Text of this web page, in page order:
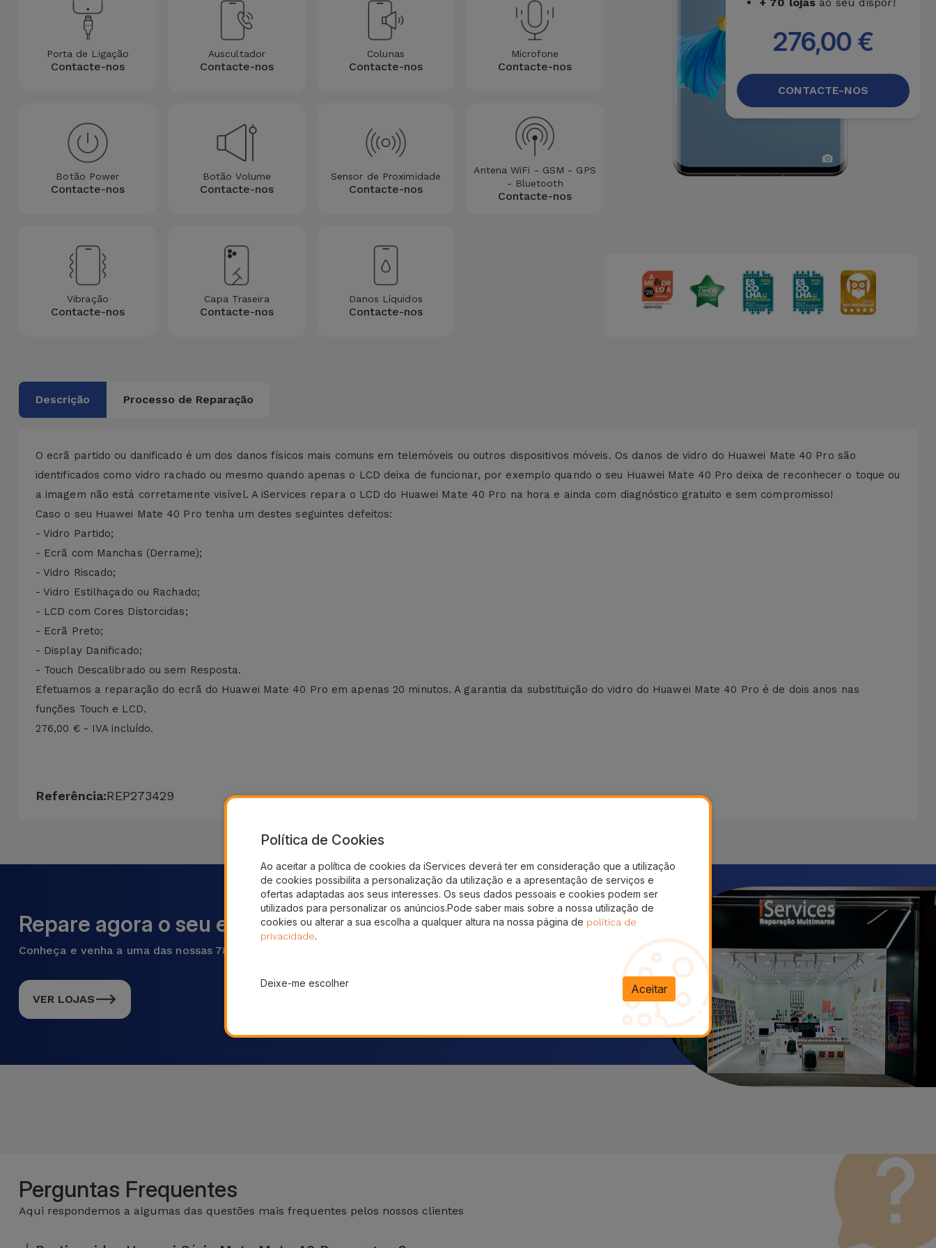
Gadgets
Carteiras,
Malas
Mobilidade,
Bicicleta
Computador
Acessórios
Tablet
Kids
Ver
tudo
Porta de Ligação
Contacte-nos
Auscultador
Contacte-nos
Colunas
Contacte-nos
Microfone
Contacte-nos
Botão Power
Contacte-nos
Botão Volume
Contacte-nos
Sensor de Proximidade
Contacte-nos
Antena WiFi - GSM - GPS
- Bluetooth
Contacte-nos
Vibração
Contacte-nos
Capa Traseira
Contacte-nos
Danos Líquidos
Contacte-nos
276,00 €
CONTACTE-NOS
Descrição Processo de Reparação
O ecrã partido ou danificado é um dos danos físicos mais comuns em telemóveis ou outros dispositivos móveis. Os danos de vidro do Huawei Mate 40 Pro são
identificados como vidro rachado ou mesmo quando apenas o LCD deixa de funcionar, por exemplo quando o seu Huawei Mate 40 Pro deixa de reconhecer o toque ou
a imagem não está corretamente visível. A iServices repara o LCD do Huawei Mate 40 Pro na hora e ainda com diagnóstico gratuito e sem compromisso!
Caso o seu Huawei Mate 40 Pro tenha um destes seguintes defeitos:
- Vidro Partido;
- Ecrã com Manchas (Derrame);
- Vidro Riscado;
- Vidro Estilhaçado ou Rachado;
- LCD com Cores Distorcidas;
- Ecrã Preto;
- Display Danificado;
- Touch Descalibrado ou sem Resposta.
Efetuamos a reparação do ecrã do Huawei Mate 40 Pro em apenas 20 minutos. A garantia da substituição do vidro do Huawei Mate 40 Pro é de dois anos nas
funções Touch e LCD.
276,00 € - IVA incluído.
Referência:REP273429
Repare agora o seu equipamento!
Conheça e venha a uma das nossas 78 lojas em Portugal
VER LOJAS
Perguntas Frequentes
Aqui respondemos a algumas das questões mais frequentes pelos nossos clientes
Política de Cookies
Ao aceitar a política de cookies da iServices deverá ter em consideração que a utilização
de cookies possibilita a personalização da utilização e a apresentação de serviços e
ofertas adaptadas aos seus interesses. Os seus dados pessoais e cookies podem ser
utilizados para personalizar os anúncios.Pode saber mais sobre a nossa utilização de
cookies ou alterar a sua escolha a qualquer altura na nossa página de política de
privacidade.
Deixe-me escolher Aceitar